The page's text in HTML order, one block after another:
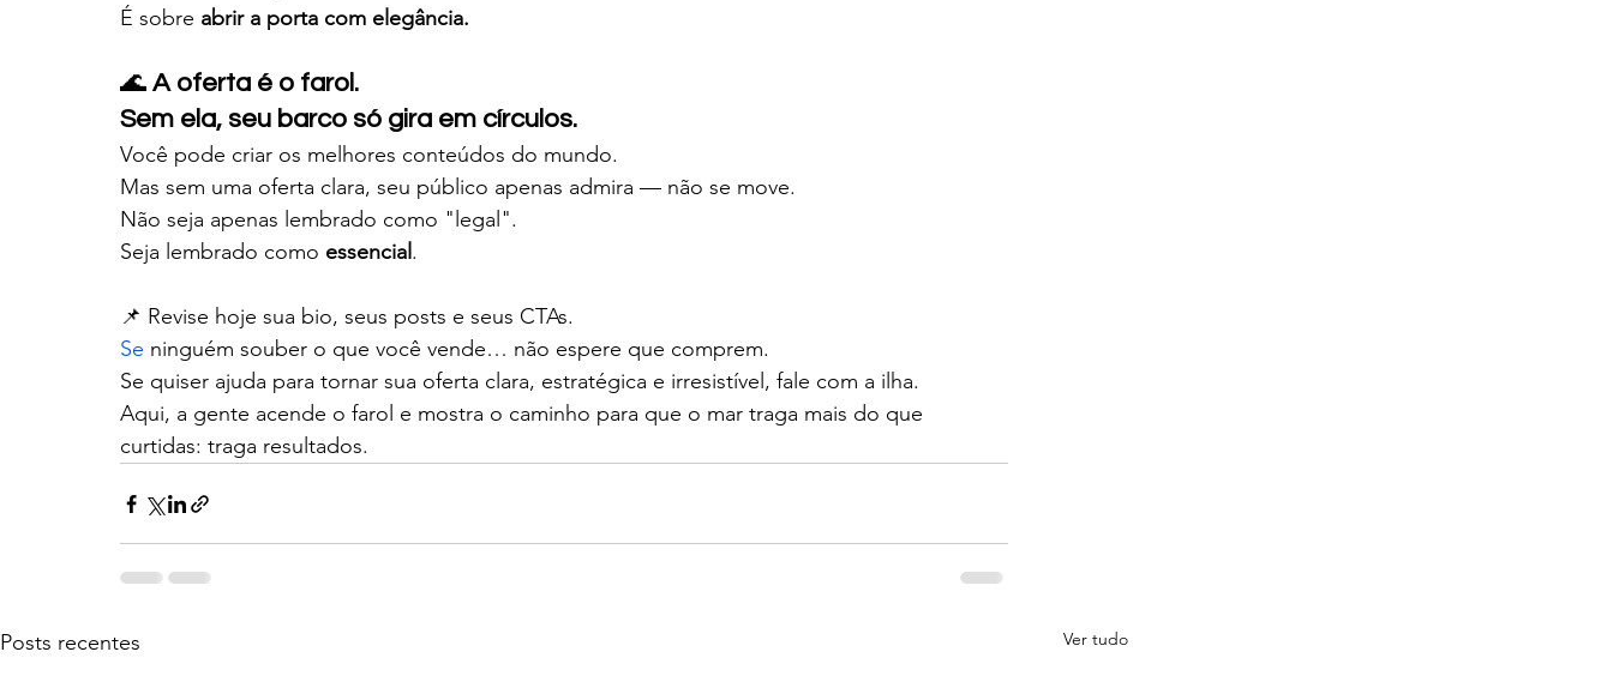
É sobre abrir a porta com elegância.
🌊 A oferta é o farol.
Sem ela, seu barco só gira em círculos.
Você pode criar os melhores conteúdos do mundo.
Mas sem uma oferta clara, seu público apenas admira — não se move.
Não seja apenas lembrado como "legal".
Seja lembrado como essencial .
📌 Revise hoje sua bio, seus posts e seus CTAs.
Se ninguém souber o que você vende… não espere que comprem.
Se quiser ajuda para tornar sua oferta clara, estratégica e irresistível, fale com a ilha.
Aqui, a gente acende o farol e mostra o caminho para que o mar traga mais do que
curtidas: traga resultados.
Posts recentes Ver tudo